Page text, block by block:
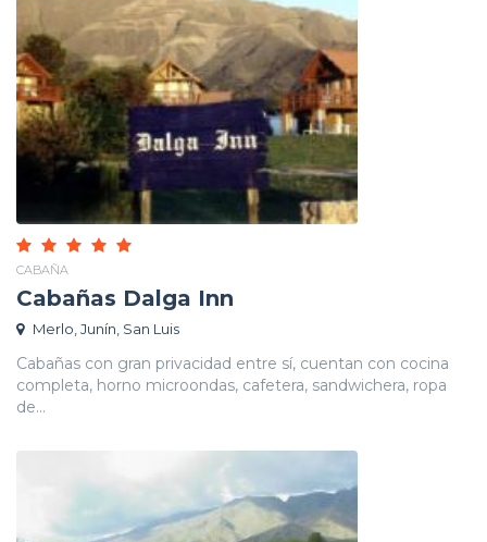
CABAÑA
Cabañas Dalga Inn
Merlo, Junín, San Luis
Cabañas con gran privacidad entre sí, cuentan con cocina
completa, horno microondas, cafetera, sandwichera, ropa
de...